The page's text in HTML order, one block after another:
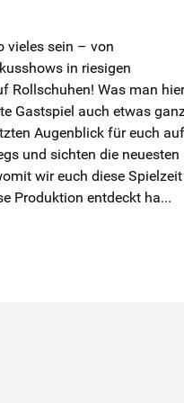
vieles sein – von
in riesigen
Rollschuhen! Was man hier
Gastspiel auch etwas
Augenblick für euch auf
und sichten die neuesten
wir euch diese Spielzeit
Produktion entdeckt ha...